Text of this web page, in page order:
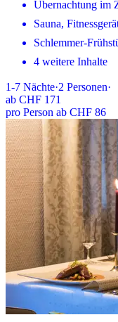
Übernachtung im
Sauna,
Schlemmer-
4 weitere Inhalte
1-7 Nächte·2 Personen·
ab CHF 171
pro Person ab CHF 86